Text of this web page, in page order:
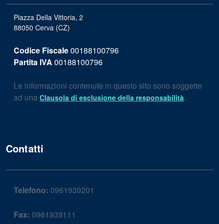
Piazza Della Vittoria, 2
88050 Cerva (CZ)
Codice Fiscale00188100796
Partita IVA 00188100796
Le informazioni contenute in questo sito sono soggette
ad una Clausola di esclusione della responsabilità.
Contatti
Telefono: 0961939201
Fax: 0961939111